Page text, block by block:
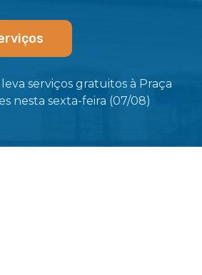
serviços gratuitos à Praça
nesta sexta-feira (07/08)